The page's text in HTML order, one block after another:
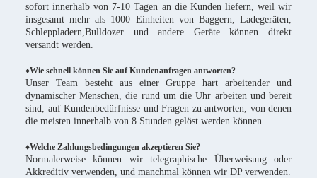
sofort innerhalb von 7-10 Tagen an die Kunden liefern, weil wir
insgesamt mehr als 1000 Einheiten von Baggern, Ladegeräten,
Schleppladern,Bulldozer und andere Geräte können direkt
versandt werden.
♦Wie schnell können Sie auf Kundenanfragen antworten?
Unser Team besteht aus einer Gruppe hart arbeitender und
dynamischer Menschen, die rund um die Uhr arbeiten und bereit
sind, auf Kundenbedürfnisse und Fragen zu antworten, von denen
die meisten innerhalb von 8 Stunden gelöst werden können.
♦Welche Zahlungsbedingungen akzeptieren Sie?
Normalerweise können wir telegraphische Überweisung oder
Akkreditiv verwenden, und manchmal können wir DP verwenden.